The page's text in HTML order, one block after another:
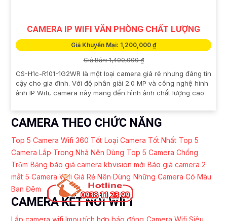
CAMERA IP WIFI VĂN PHÒNG CHẤT LƯỢNG
Giá Khuyến Mại: 1,200,000 ₫
Giá Bán: 1,400,000 ₫
CS-H1c-R101-1G2WR là một loại camera giá rẻ nhưng đáng tin
cậy cho gia đình. Với độ phân giải 2.0 MP và công nghệ hình
ảnh IP Wifi, camera này mang đến hình ảnh chất lượng cao
CAMERA THEO CHỨC NĂNG
Top 5 Camera Wifi 360 Tốt Loại Camera Tốt Nhất Top 5
Camera Lắp Trong Nhà Nên Dùng Top 5 Camera Chống
Trộm Bảng báo giá camera kbvision mới Báo giá camera 2
mắt 5 Camera Wifi Giá Rẻ Nên Dùng Những Camera Có Màu
Ban Đêm
CAMERA KẾT NỐI WIFI
Lắp camera wifi Imou tích hợp báo động Camera Wifi Siêu